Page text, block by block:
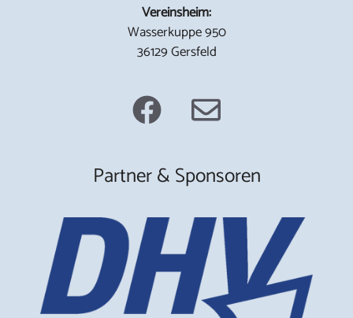
Vereinsheim:
Wasserkuppe 950
36129 Gersfeld
Partner & Sponsoren